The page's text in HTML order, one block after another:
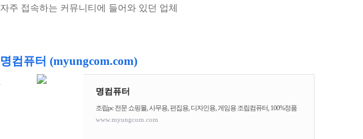
자주 접속하는 커뮤니티에 들어와 있던 업체
명컴퓨터 (myungcom.com)
명컴퓨터
조립pc 전문 쇼핑몰, 사무용, 편집용, 디자인용, 게임용 조립컴퓨터, 100%정품
www.myungcom.com